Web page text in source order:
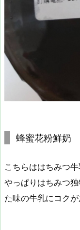
蜂蜜花粉鮮奶
こちらははちみつ
やっぱりはちみつ
た味の牛乳にコク